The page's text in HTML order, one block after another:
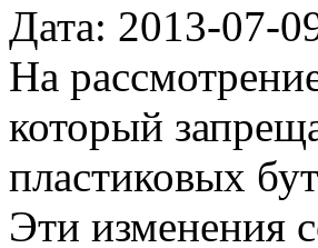
Дата: 2013-07-
На
который
пластиковых
Эти изменения